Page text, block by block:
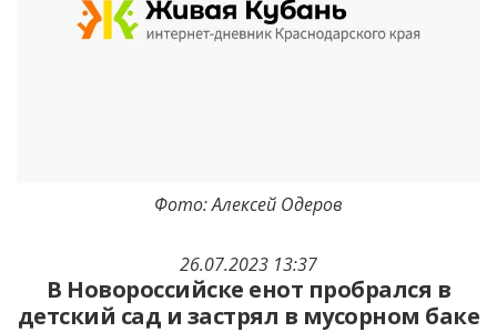
26.07.2023 13:37
В Новороссийске енот пробрался в
детский сад и застрял в мусорном баке
Фото: Алексей Одеров